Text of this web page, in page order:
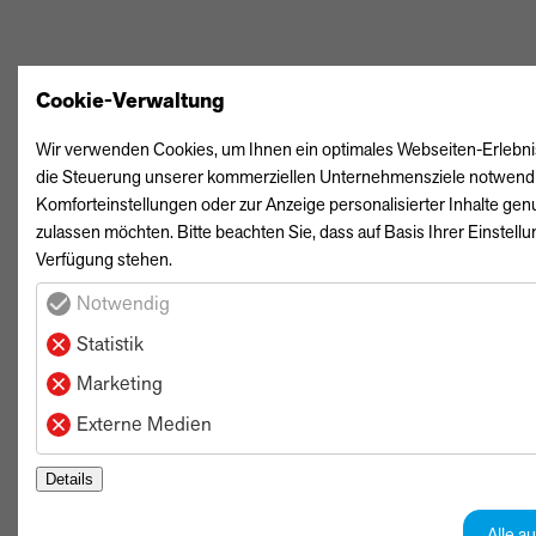
BUSINESSCENTER
KARRIERE
STANDORTE & KONTAKT
IMPRESSUM·DATENSCHUTZ
Cookie-Verwaltung
Wir verwenden Cookies, um Ihnen ein optimales Webseiten-
die Steuerung unserer kommerziellen Unternehmensziele
Komforteinstellungen oder zur Anzeige personalisierter Inhalte
zulassen möchten. Bitte beachten Sie, dass auf Basis Ihrer
Verfügung stehen.
Notwendig
Statistik
Marketing
Externe Medien
Details